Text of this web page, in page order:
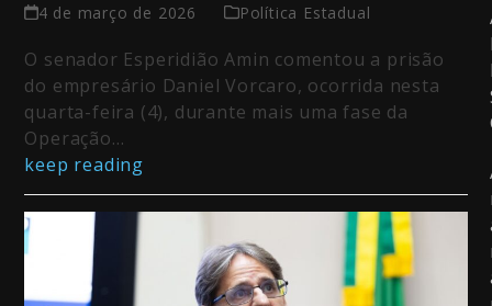
4 de março de 2026 Política Estadual
O senador Esperidião Amin comentou a prisão
do empresário Daniel Vorcaro, ocorrida nesta
quarta-feira (4), durante mais uma fase da
Operação…
keep reading